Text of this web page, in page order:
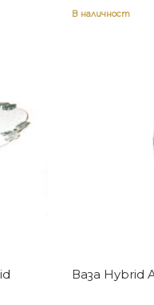
В наличност
Ваза Hybrid